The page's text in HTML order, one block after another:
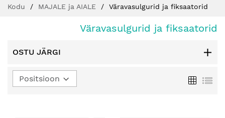
sisu
Kodu MAJALE ja AIALE Väravasulgurid ja fiksaatorid
Väravasulgurid ja fiksaatorid
OSTU JÄRGI